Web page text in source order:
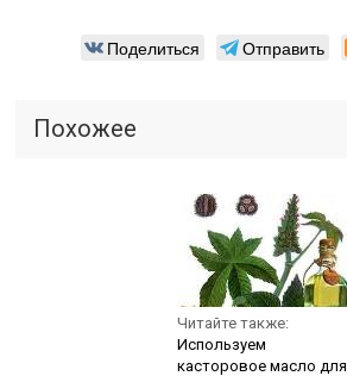
Поделиться Отправить
Похожее
Читайте также:
Используем
касторовое масло для